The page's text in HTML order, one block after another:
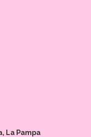
La Pampa